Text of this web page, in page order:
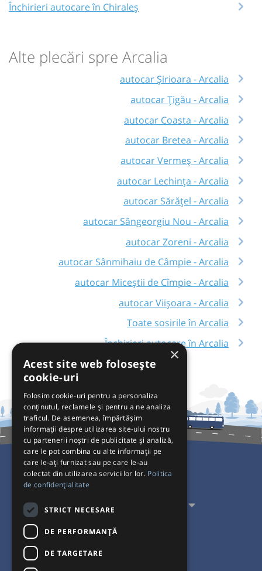
Închirieri autocare în Chiraleș
Alte plecări spre Arcalia
autocar Șirioara - Arcalia
autocar Țigău - Arcalia
autocar Coasta - Arcalia
autocar Bretea - Arcalia
autocar Vermeș - Arcalia
autocar Lechința - Arcalia
autocar Sărățel - Arcalia
autocar Sângeorgiu Nou - Arcalia
autocar Zoreni - Arcalia
autocar Sânmihaiu de Câmpie - Arcalia
autocar Miceștii de Cîmpie - Arcalia
autocar Viișoara - Arcalia
Toate sosirile în Arcalia
Închirieri autocare în Arcalia
Pentru Călători
Pentru Transportatori
Interacționăm
Acceptăm plăți cu
×
Acest site web folosește
cookie-uri
Folosim cookie-uri pentru a personaliza
conținutul, reclamele și pentru a ne analiza
traficul. De asemenea, împărtășim
informații despre utilizarea site-ului nostru
cu partenerii noștri de publicitate și analiză,
care le pot combina cu alte informații pe
care le-ați furnizat sau pe care le-au
colectat din utilizarea serviciilor lor. Politica
de confidențialitate
STRICT NECESARE
DE PERFORMANȚĂ
DE TARGETARE